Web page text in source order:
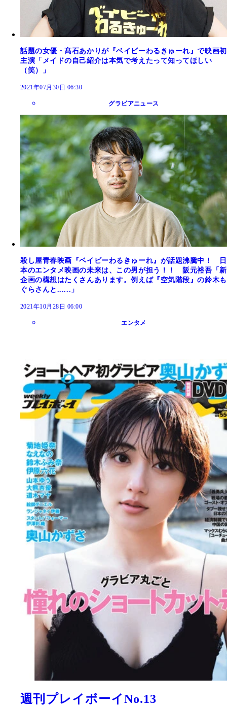
話題の女優・髙石あかりが『ベイビーわるきゅーれ』で映画初
主演「メイドの自己紹介は本気で考えたって知ってほしい
（笑）」
2021年07月30日 06:30
グラビアニュース
殺し屋青春映画『ベイビーわるきゅーれ』が話題沸騰中！ 日
本のエンタメ映画の未来は、この男が担う！！ 阪元裕吾「新
企画の構想はたくさんあります。例えば『空気階段』の鈴木も
ぐらさんと......」
2021年10月28日 06:00
エンタメ
週刊プレイボーイNo.13